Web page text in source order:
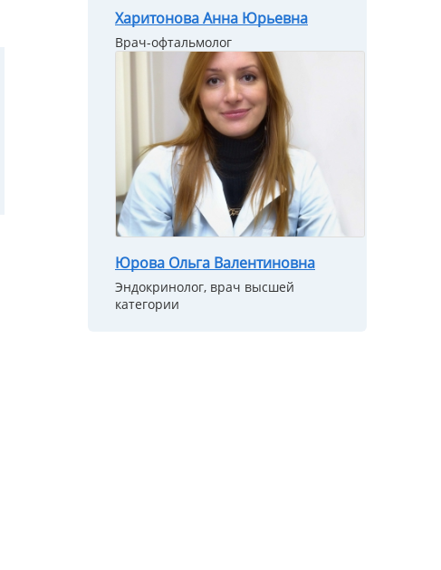
Харитонова Анна Юрьевна
Врач-офтальмолог
Юрова Ольга Валентиновна
Эндокринолог, врач высшей
категории